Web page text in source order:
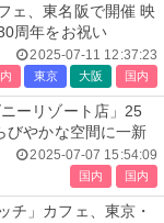
ェ、東名阪で開催 映
周年をお祝い
2025-07-11 12:37:23
東京 大阪 国内
ーリゾート店」25
びやかな空間に一新
2025-07-07 15:54:09
国内 国内
チ」カフェ、東京・